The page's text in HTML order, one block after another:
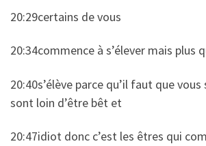
20:29certains de vous
20:34commence à s’élever mais plus
20:40s’élève parce qu’il faut que vous
sont loin d’être bêt et
20:47idiot donc c’est les êtres qui